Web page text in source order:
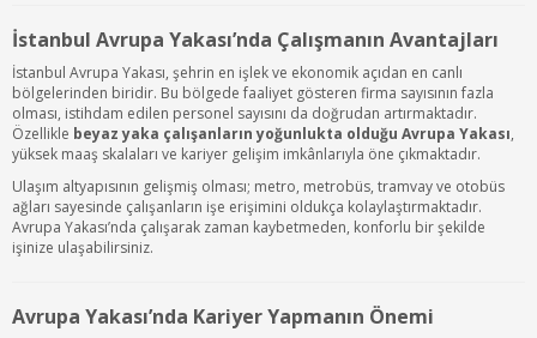
İstanbul Avrupa Yakası’nda Çalışmanın Avantajları
İstanbul Avrupa Yakası, şehrin en işlek ve ekonomik açıdan en canlı
bölgelerinden biridir. Bu bölgede faaliyet gösteren firma sayısının fazla
olması, istihdam edilen personel sayısını da doğrudan artırmaktadır.
Özellikle beyaz yaka çalışanların yoğunlukta olduğu Avrupa Yakası,
yüksek maaş skalaları ve kariyer gelişim imkânlarıyla öne çıkmaktadır.
Ulaşım altyapısının gelişmiş olması; metro, metrobüs, tramvay ve otobüs
ağları sayesinde çalışanların işe erişimini oldukça kolaylaştırmaktadır.
Avrupa Yakası’nda çalışarak zaman kaybetmeden, konforlu bir şekilde
işinize ulaşabilirsiniz.
Avrupa Yakası’nda Kariyer Yapmanın Önemi